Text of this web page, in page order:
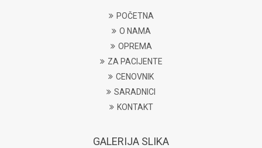
POČETNA
O NAMA
OPREMA
ZA PACIJENTE
CENOVNIK
SARADNICI
KONTAKT
GALERIJA SLIKA